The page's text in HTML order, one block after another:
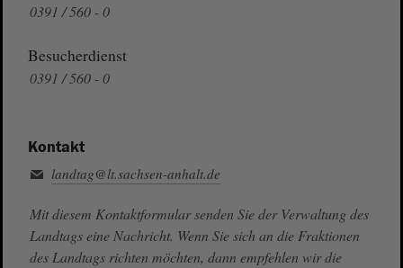
0391 / 560 - 0
Besucherdienst
0391 / 560 - 0
Kontakt
landtag@lt.sachsen-anhalt.de
Mit diesem Kontaktformular senden Sie der Verwaltung des
Landtags eine Nachricht. Wenn Sie sich an die Fraktionen
des Landtags richten möchten, dann empfehlen wir die